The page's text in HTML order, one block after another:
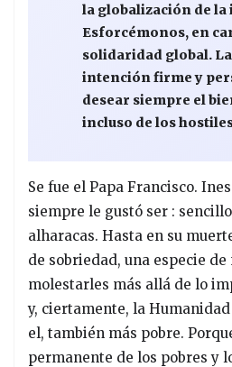
la globalización de
Esforcémonos, en
solidaridad global.
intención firme y
desear siempre el
incluso de los
Se fue el Papa Francisco.
siempre le gustó ser :
alharacas. Hasta en su
de sobriedad, una especie de
molestarles más allá de lo
y, ciertamente, la
el, también más pobre.
permanente de los pobres y